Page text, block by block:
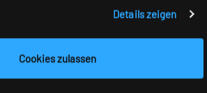
Details zeigen
Cookies zulassen